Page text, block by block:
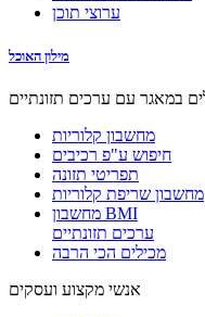
ערוצי תוכן
מילון האוכל
מחשבון קלוריות
חיפוש ע"פ רכיבים
תפריטי תזונה
מחשבון שריפת קלוריות
מחשבון BMI
ערכים תזונתיים
מכילים הכי הרבה
אנשי מקצוע ועסקים